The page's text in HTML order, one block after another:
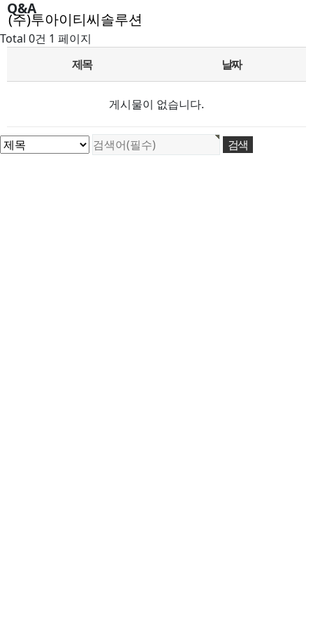
(주)투아이티씨솔루션
Q&A
Total 0건 1 페이지
제목
날짜
게시물이 없습니다.